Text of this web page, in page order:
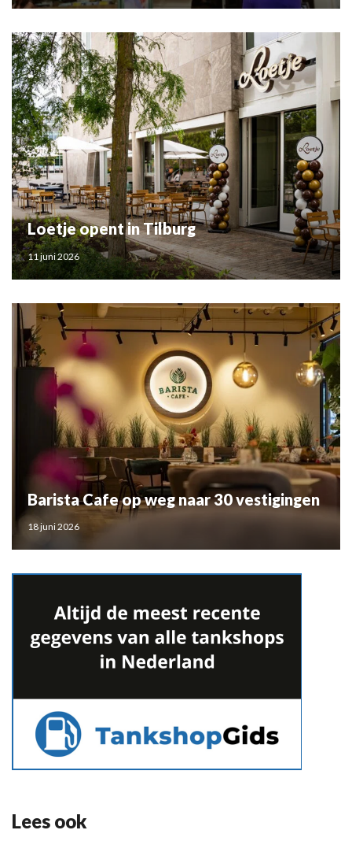
Loetje opent in Tilburg
11 juni 2026
Barista Cafe op weg naar 30 vestigingen
18 juni 2026
Lees ook